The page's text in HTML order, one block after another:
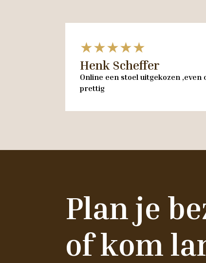
★★★★★
Henk Scheffer
Online een stoel uitgekozen
prettig
Plan je
of kom